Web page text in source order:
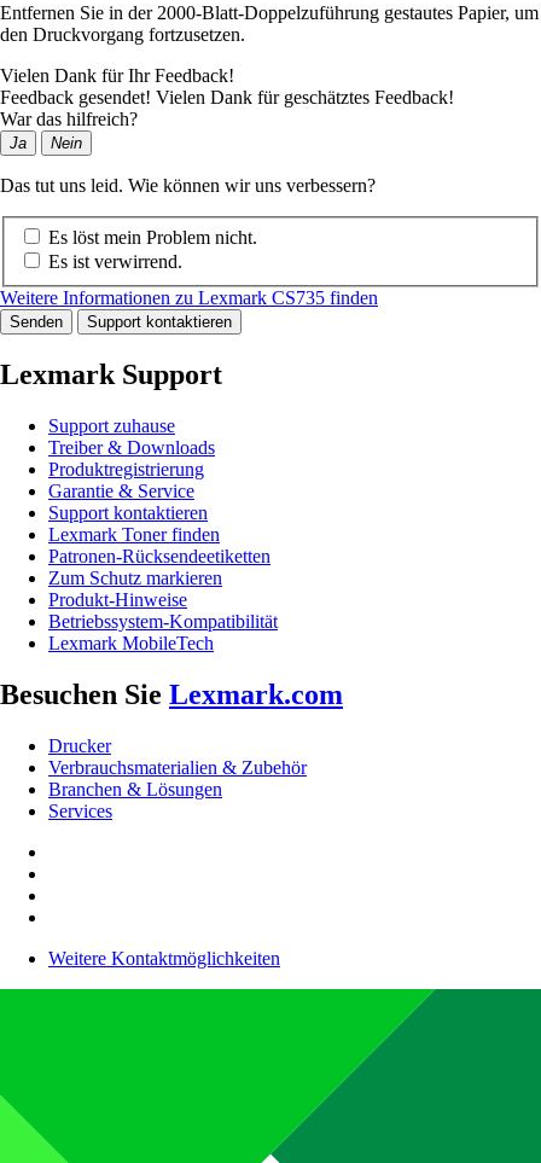
Entfernen Sie in der 2000-Blatt-Doppelzuführung gestautes Papier, um
den Druckvorgang fortzusetzen.
Vielen Dank für Ihr Feedback!
Feedback gesendet! Vielen Dank für geschätztes Feedback!
War das hilfreich?
Ja Nein
Das tut uns leid. Wie können wir uns verbessern?
Es löst mein Problem nicht.
Es ist verwirrend.
Weitere Informationen zu Lexmark CS735 finden
Senden Support kontaktieren
Lexmark Support
Support zuhause
Treiber & Downloads
Produktregistrierung
Garantie & Service
Support kontaktieren
Lexmark Toner finden
Patronen-Rücksendeetiketten
Zum Schutz markieren
Produkt-Hinweise
Betriebssystem-Kompatibilität
Lexmark MobileTech
Besuchen Sie Lexmark.com
Drucker
Verbrauchsmaterialien & Zubehör
Branchen & Lösungen
Services
Weitere Kontaktmöglichkeiten